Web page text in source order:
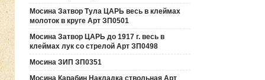
Мосина Затвор Тула ЦАРЬ весь в клеймах
молоток в круге Арт ЗП0501
Мосина Затвор ЦАРЬ до 1917 г. весь в
клеймах лук со стрелой Арт ЗП0498
Мосина ЗИП ЗП0351
Мосина Карабин Накладка ствольная Арт